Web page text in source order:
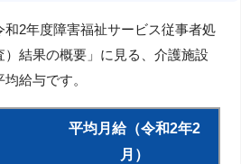
2年度障害福祉サービス従事者処
結果の概要」に見る、介護施設
給与です。
平均月給（令和2年2
月）